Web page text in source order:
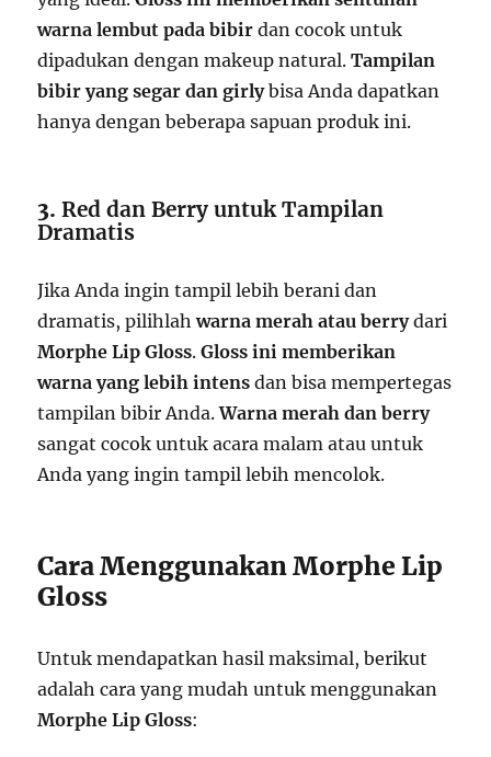
warna lembut pada bibir dan cocok untuk
dipadukan dengan makeup natural.Tampilan
bibir yang segar dan girlybisa Anda dapatkan
hanya dengan beberapa sapuan produk ini.
3.Red dan Berry untuk Tampilan
Dramatis
Jika Anda ingin tampil lebih berani dan
dramatis, pilihlahwarna merah atau berrydari
Morphe Lip Gloss.Gloss ini memberikan
warna yang lebih intens dan bisa mempertegas
tampilan bibir Anda.Warna merah dan berry
sangat cocok untuk acara malam atau untuk
Anda yang ingin tampil lebih mencolok.
Cara Menggunakan Morphe Lip
Gloss
Untuk mendapatkan hasil maksimal, berikut
adalah cara yang mudah untuk menggunakan
Morphe Lip Gloss: